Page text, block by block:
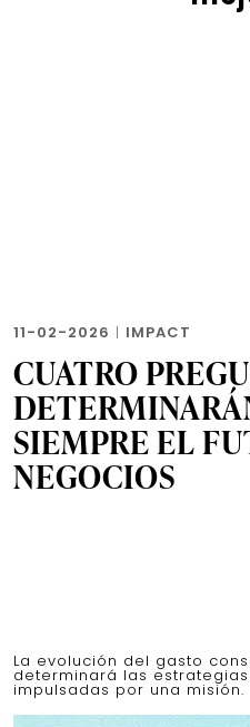
11-02-2026 | IMPACT
CUATRO
SIEMPRE EL
NEGOCIOS
La evolución del gasto
determinará las
impulsadas por una misión.